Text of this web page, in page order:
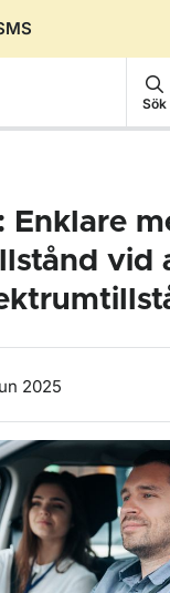
Sök
Enklare
vid
2025